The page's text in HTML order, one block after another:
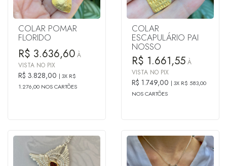
COLAR POMAR
FLORIDO
R$ 3.636,60 À
VISTA NO PIX
R$ 3.828,00
3X R$
1.276,00 NOS CARTÕES
COLAR
ESCAPULÁRIO PAI
NOSSO
R$ 1.661,55 À
VISTA NO PIX
R$ 1.749,00
3X R$ 583,00
NOS CARTÕES